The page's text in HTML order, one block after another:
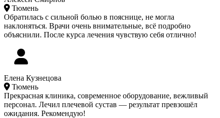
Тюмень
Обратилась с сильной болью в пояснице, не могла
наклоняться. Врачи очень внимательные, всё подробно
объяснили. После курса лечения чувствую себя отлично!
Елена Кузнецова
Тюмень
Прекрасная клиника, современное оборудование, вежливый
персонал. Лечил плечевой сустав — результат превзошёл
ожидания. Рекомендую!